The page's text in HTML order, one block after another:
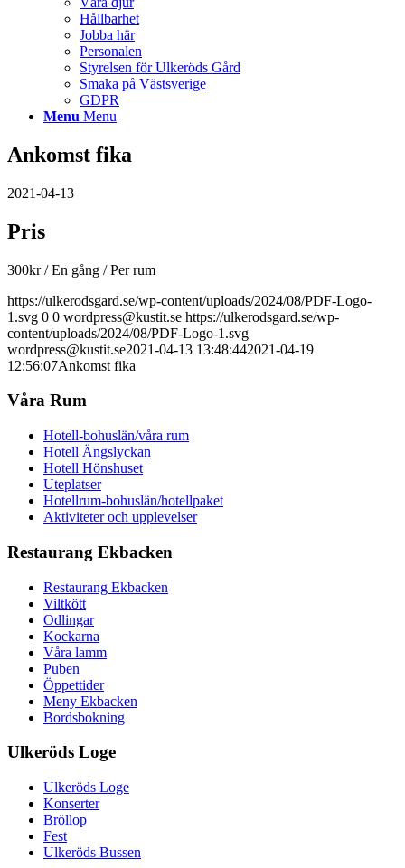
Hållbarhet
Jobba här
Personalen
Styrelsen för Ulkeröds Gård
Smaka på Västsverige
GDPR
Menu Menu
Ankomst fika
2021-04-13
Pris
300kr/ En gång / Per rum
https://ulkerodsgard.se/wp-content/uploads/2024/08/PDF-Logo-
1.svg 0 0 wordpress@kustit.se https://ulkerodsgard.se/wp-
content/uploads/2024/08/PDF-Logo-1.svg
wordpress@kustit.se2021-04-13 13:48:442021-04-19
12:56:07Ankomst fika
Våra Rum
Hotell-bohuslän/våra rum
Hotell Ängslyckan
Hotell Hönshuset
Uteplatser
Hotellrum-bohuslän/hotellpaket
Aktiviteter och upplevelser
Restaurang Ekbacken
Restaurang Ekbacken
Viltkött
Odlingar
Kockarna
Våra lamm
Puben
Öppettider
Meny Ekbacken
Bordsbokning
Ulkeröds Loge
Ulkeröds Loge
Konserter
Bröllop
Fest
Ulkeröds Bussen